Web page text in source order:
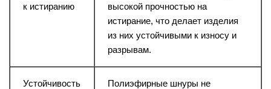
к истиранию
высокой прочностью на
истирание, что делает изделия
из них устойчивыми к износу и
разрывам.
Устойчивость
Полиэфирные шнуры не